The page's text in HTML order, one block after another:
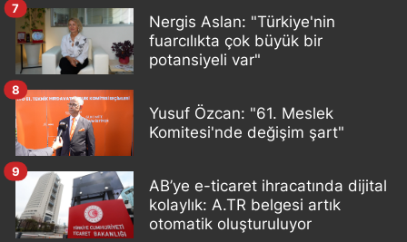
Nergis Aslan: "Türkiye'nin
fuarcılıkta çok büyük bir
potansiyeli var"
7
Yusuf Özcan: "61. Meslek
Komitesi'nde değişim şart"
8
AB’ye e-ticaret ihracatında dijital
kolaylık: A.TR belgesi artık
otomatik oluşturuluyor
9